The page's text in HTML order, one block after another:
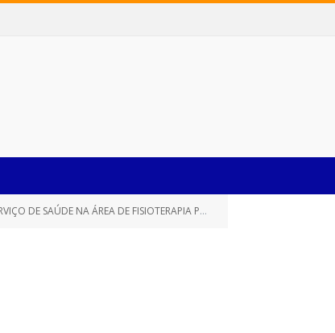
USUÁRIOS DO SISTEMA ÚNICO DE SAÚDE NO MUNICÍPIO DE CASTANHAL)